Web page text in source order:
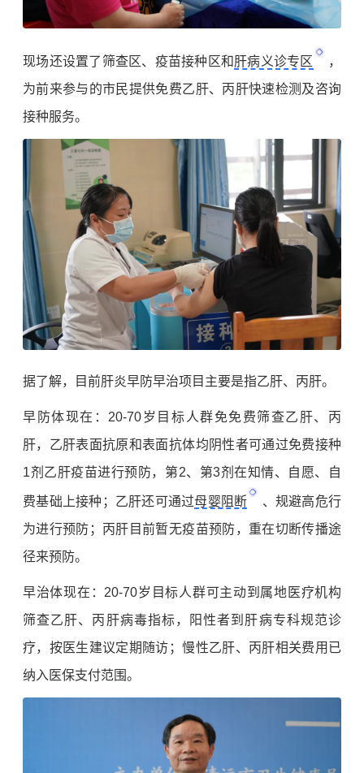
现场还设置了筛查区、疫苗接种区和肝病义诊专区
，
为前来参与的市民提供免费乙肝、丙肝快速检测及咨询
接种服务。
据了解，目前肝炎早防早治项目主要是指乙肝、丙肝。
早防体现在：20-70岁目标人群免免费筛查乙肝、丙
肝， 乙肝表面抗原和表面抗体均阴性者可通过免费接种
1剂 乙肝疫苗进行预防，第2、第3剂在知情、自愿、自
费基础上接种；乙肝还可通过母婴阻断
、规避高危行
为进行预防；丙肝目前暂无疫苗预防，重在切断传播途
径来预防。
早治体现在：20-70岁目标人群可主动到属地医疗机构
筛查乙肝、丙肝病毒指标，阳性者到肝病专科规范诊
疗，按医生建议定期随访；慢性乙肝、丙肝相关费用已
纳入医保支付范围。